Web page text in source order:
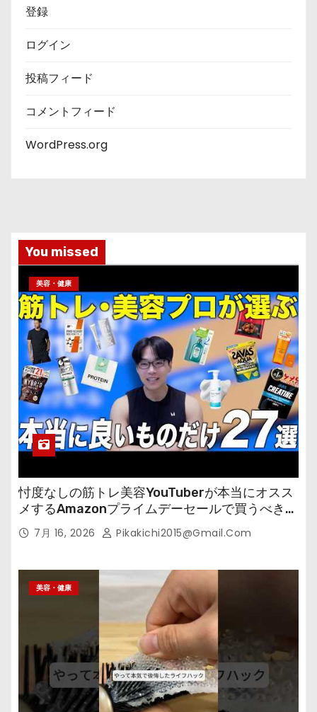
登録
ログイン
投稿フィード
コメントフィード
WordPress.org
You missed
美容・健康
忖度なしの筋トレ美容YouTuberが本当にオスス
メするAmazonプライムデーセールで買うべきも
の 7月 16, 2026 Pikakichi2015@gmail.com
美容・健康